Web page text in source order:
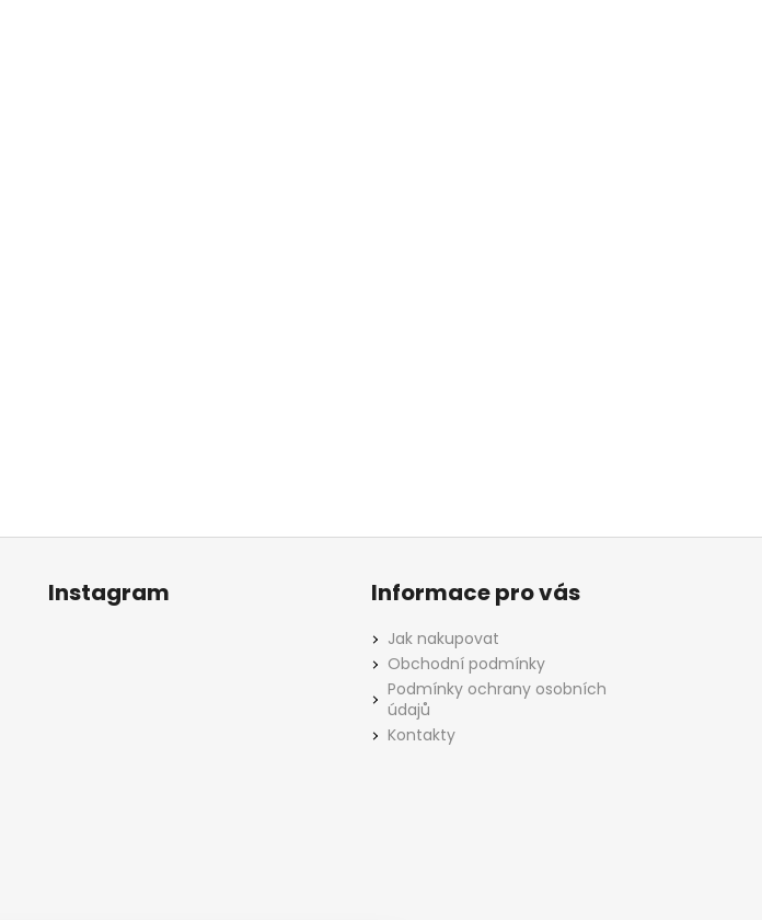
Instagram Informace pro vás
Jak nakupovat
Obchodní podmínky
Podmínky ochrany osobních
údajů
Kontakty